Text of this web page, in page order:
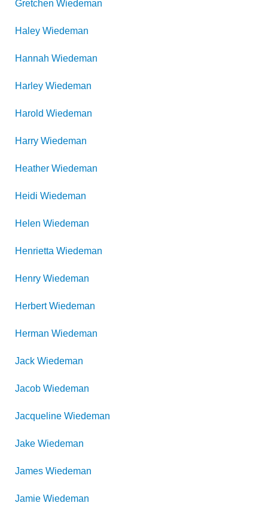
Gretchen Wiedeman
Haley Wiedeman
Hannah Wiedeman
Harley Wiedeman
Harold Wiedeman
Harry Wiedeman
Heather Wiedeman
Heidi Wiedeman
Helen Wiedeman
Henrietta Wiedeman
Henry Wiedeman
Herbert Wiedeman
Herman Wiedeman
Jack Wiedeman
Jacob Wiedeman
Jacqueline Wiedeman
Jake Wiedeman
James Wiedeman
Jamie Wiedeman